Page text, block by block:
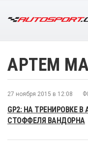
АРТЕМ
27 ноября 2015 в 12:08
GP2: НА ТРЕНИРОВКЕ
СТОФФЕЛЯ ВАНДОРНА